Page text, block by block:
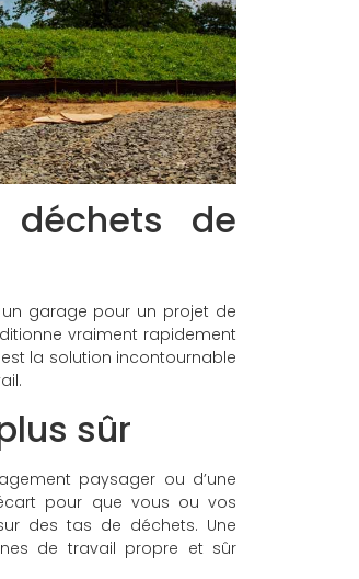
de
garage pour un projet de
vraiment rapidement
la solution incontournable
sûr
paysager ou d’une
pour que vous ou vos
des tas de déchets. Une
de travail propre et sûr